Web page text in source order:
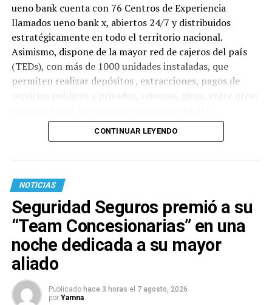
ueno bank cuenta con 76 Centros de Experiencia
llamados ueno bank x, abiertos 24/7 y distribuidos
estratégicamente en todo el territorio nacional.
Asimismo, dispone de la mayor red de cajeros del país
(TEDs), con más de 1000 unidades instaladas, que
permiten realizar depósitos , extracciones, pagos de
CONTINUAR LEYENDO
NOTICIAS
Seguridad Seguros premió a su
“Team Concesionarias” en una
noche dedicada a su mayor
aliado
Publicado hace 3 horas el 7 agosto, 2026
por Yamna